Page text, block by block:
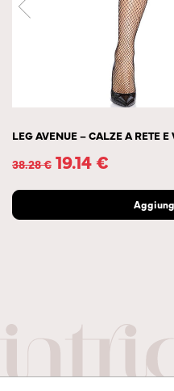
LEG AVENUE – CALZE A RETE
38.28€ 19.14€